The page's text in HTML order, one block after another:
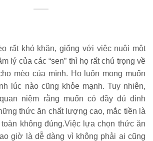
rất khó khăn, giống với việc nuôi một
lý của các “sen” thì họ rất chú trọng về
mèo của mình. Họ luôn mong muốn
lúc nào cũng khỏe mạnh. Tuy nhiên,
niệm rằng muốn có đầy đủ dinh
thức ăn chất lượng cao, mắc tiền là
không đúng.Việc lựa chọn thức ăn
giờ là dễ dàng vì không phải ai cũng